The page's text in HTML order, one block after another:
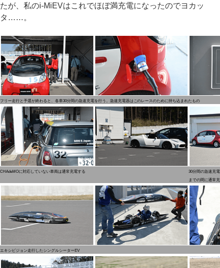
たが、私のi-MiEVはこれでほぼ満充電になったのでヨカッ
タ……。
フリー走行と予選が終わると、各車30分間の急速充電を行う。急速充電器はこのレースのために持ち込まれたもの
CHAdeMOに対応していない車両は通常充電する
30分間の急速充
までの間に通常
エキシビジョン走行したシングルシーターEV